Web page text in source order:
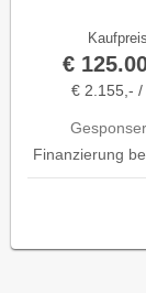
Kaufpreis
€
€ 2.155,- /
Finanzierung